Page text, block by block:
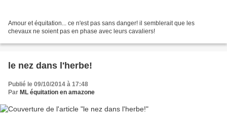
Amour et équitation... ce n'est pas sans danger! il semblerait que les
chevaux ne soient pas en phase avec leurs cavaliers!
le nez dans l'herbe!
Publié le 09/10/2014 à 17:48
Par ML équitation en amazone